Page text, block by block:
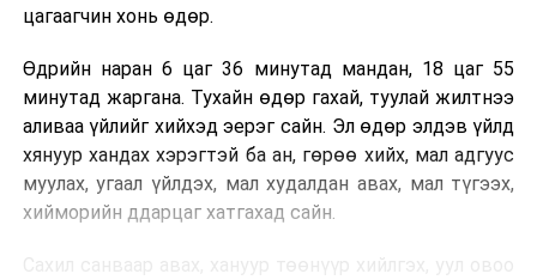
цагаагчин хонь өдөр.
Өдрийн наран 6 цаг 36 минутад мандан, 18 цаг 55
минутад жаргана. Тухайн өдөр гахай, туулай жилтнээ
аливаа үйлийг хийхэд эерэг сайн. Эл өдөр элдэв үйлд
хянуур хандах хэрэгтэй ба ан, гөрөө хийх, мал адгуус
муулах, угаал үйлдэх, мал худалдан авах, мал түгээх,
хийморийн ддарцаг хатгахад сайн.